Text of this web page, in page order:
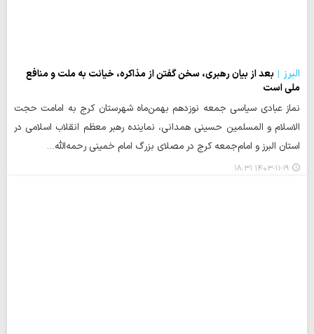
البرز
بعد از بیان رهبری، سخن گفتن از مذاکره، خیانت به ملت و منافع
ملی است
نماز عبادی سیاسی جمعه نوزدهم بهمن‌ماه شهرستان کرج به امامت حجت
الاسلام و المسلمین حسینی همدانی، نماینده رهبر معظم انقلاب اسلامی در
استان البرز و امام‌جمعه کرج در مصلای بزرگ امام خمینی رحمه‌الله…
۱۴۰۳-۱۱-۱۹ ۱۸:۳۱